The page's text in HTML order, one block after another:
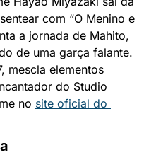
com “O Menino e
a jornada de Mahito,
de uma garça falante.
mescla elementos
do Studio
no site oficial do